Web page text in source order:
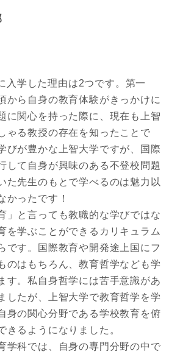
入学した理由は2つです。第一
から自身の教育体験がきっかけに
に関心を持った際に、現在も上智
ゃる教授の存在を知ったことで
びが豊かな上智大学ですが、国際
して自身が興味のある不登校問題
た先生のもとで学べるのは魅力以
かったです！
」と言っても教職的な学びではな
を学ぶことができるカリキュラム
です。国際教育や開発途上国にフ
のはもちろん、教育哲学なども学
す。私自身哲学には苦手意識があ
したが、上智大学で教育哲学を学
身の関心分野である学校教育を俯
きるようになりました。
学科では、自身の専門分野の中で